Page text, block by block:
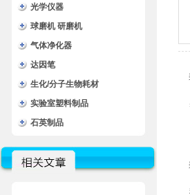
光学仪器
球磨机 研磨机
气体净化器
达因笔
生化/分子生物耗材
实验室塑料制品
石英制品